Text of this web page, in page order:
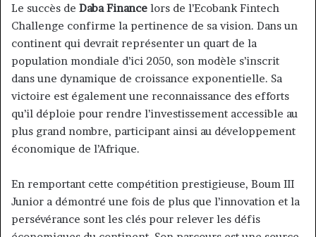
Le succès de Daba Finance lors de l’Ecobank Fintech
Challenge confirme la pertinence de sa vision. Dans un
continent qui devrait représenter un quart de la
population mondiale d’ici 2050, son modèle s’inscrit
dans une dynamique de croissance exponentielle. Sa
victoire est également une reconnaissance des efforts
qu’il déploie pour rendre l’investissement accessible au
plus grand nombre, participant ainsi au développement
économique de l’Afrique.
En remportant cette compétition prestigieuse, Boum III
Junior a démontré une fois de plus que l’innovation et la
persévérance sont les clés pour relever les défis